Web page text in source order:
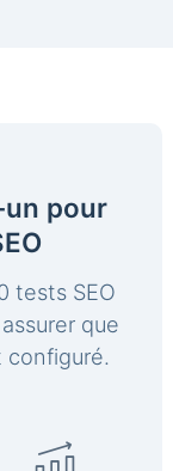
pour
tests SEO
que